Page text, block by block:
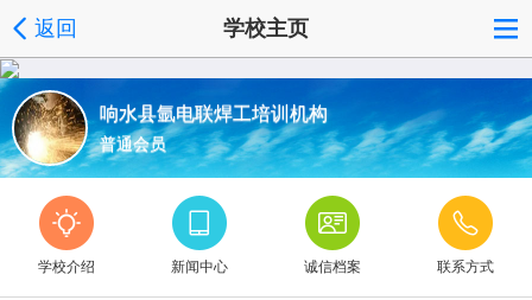
返回 学校主页
响水县氩电联焊工培训机构
普通会员
学校介绍 新闻中心 诚信档案 联系方式